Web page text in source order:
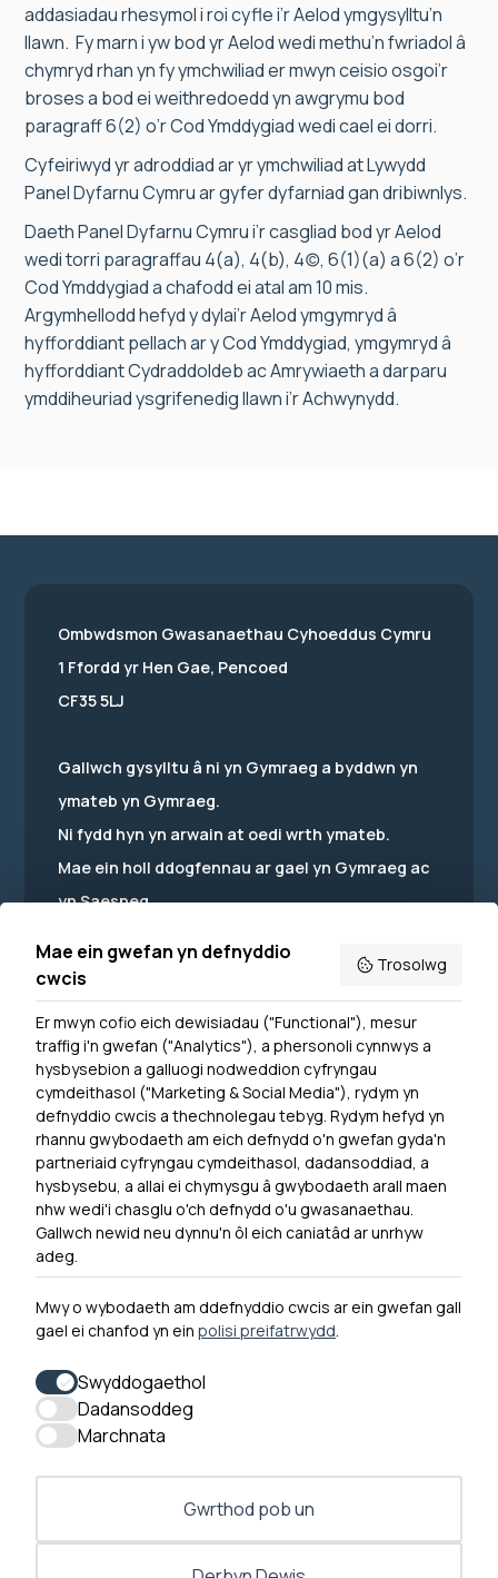
addasiadau rhesymol i roi cyfle i’r Aelod ymgysylltu’n
llawn. Fy marn i yw bod yr Aelod wedi methu’n fwriadol â
chymryd rhan yn fy ymchwiliad er mwyn ceisio osgoi’r
broses a bod ei weithredoedd yn awgrymu bod
paragraff 6(2) o’r Cod Ymddygiad wedi cael ei dorri.
Cyfeiriwyd yr adroddiad ar yr ymchwiliad at Lywydd
Panel Dyfarnu Cymru ar gyfer dyfarniad gan dribiwnlys.
Daeth Panel Dyfarnu Cymru i’r casgliad bod yr Aelod
wedi torri paragraffau 4(a), 4(b), 4(c), 6(1)(a) a 6(2) o’r
Cod Ymddygiad a chafodd ei atal am 10 mis.
Argymhellodd hefyd y dylai’r Aelod ymgymryd â
hyfforddiant pellach ar y Cod Ymddygiad, ymgymryd â
hyfforddiant Cydraddoldeb ac Amrywiaeth a darparu
ymddiheuriad ysgrifenedig llawn i’r Achwynydd.
Dewislen Troedyn
Newyddion
Ymuno â ni
Hygyrchedd
Hysbysiad Preifatrwydd
Cysylltu â ni
0300 790 0203 Mae ein llinell ffôn ar agor rhwng 10yb-
4yp Dydd Llun - Dydd Gwener
Ombwdsmon Gwasanaethau Cyhoeddus Cymru
1 Ffordd yr Hen Gae, Pencoed
CF35 5LJ
Gallwch gysylltu â ni yn Gymraeg a byddwn yn
ymateb yn Gymraeg.
Ni fydd hyn yn arwain at oedi wrth ymateb.
Mae ein holl ddogfennau ar gael yn Gymraeg ac
yn Saesneg.
Powered by Translate
Mae ein gwefan yn defnyddio
cwcis
Trosolwg
Er mwyn cofio eich dewisiadau ("Functional"), mesur
traffig i'n gwefan ("Analytics"), a phersonoli cynnwys a
hysbysebion a galluogi nodweddion cyfryngau
cymdeithasol ("Marketing & Social Media"), rydym yn
defnyddio cwcis a thechnolegau tebyg. Rydym hefyd yn
rhannu gwybodaeth am eich defnydd o'n gwefan gyda'n
partneriaid cyfryngau cymdeithasol, dadansoddiad, a
hysbysebu, a allai ei chymysgu â gwybodaeth arall maen
nhw wedi'i chasglu o'ch defnydd o'u gwasanaethau.
Gallwch newid neu dynnu'n ôl eich caniatâd ar unrhyw
adeg.
Mwy o wybodaeth am ddefnyddio cwcis ar ein gwefan gall
gael ei chanfod yn ein polisi preifatrwydd.
Swyddogaethol
Dadansoddeg
Marchnata
Gwrthod pob un